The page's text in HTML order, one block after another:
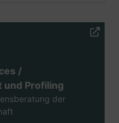
/
und Profiling
der